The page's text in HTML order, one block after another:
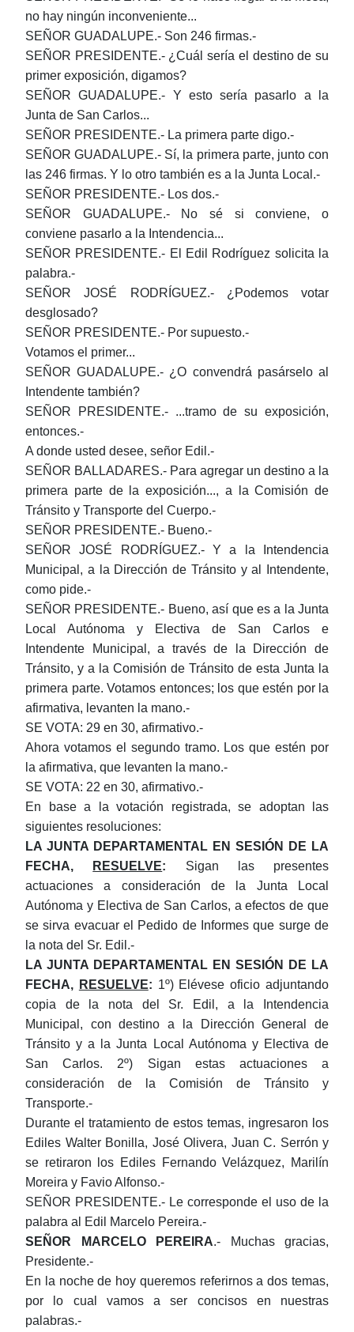
no hay ningún inconveniente...
SEÑOR GUADALUPE.- Son 246 firmas.-
SEÑOR PRESIDENTE.- ¿Cuál sería el destino de su
primer exposición, digamos?
SEÑOR GUADALUPE.- Y esto sería pasarlo a la
Junta de San Carlos...
SEÑOR PRESIDENTE.- La primera parte digo.-
SEÑOR GUADALUPE.- Sí, la primera parte, junto con
las 246 firmas. Y lo otro también es a la Junta Local.-
SEÑOR PRESIDENTE.- Los dos.-
SEÑOR GUADALUPE.- No sé si conviene, o
conviene pasarlo a la Intendencia...
SEÑOR PRESIDENTE.- El Edil Rodríguez solicita la
palabra.-
SEÑOR JOSÉ RODRÍGUEZ.- ¿Podemos votar
desglosado?
SEÑOR PRESIDENTE.- Por supuesto.-
Votamos el primer...
SEÑOR GUADALUPE.- ¿O convendrá pasárselo al
Intendente también?
SEÑOR PRESIDENTE.- ...tramo de su exposición,
entonces.-
A donde usted desee, señor Edil.-
SEÑOR BALLADARES.- Para agregar un destino a la
primera parte de la exposición..., a la Comisión de
Tránsito y Transporte del Cuerpo.-
SEÑOR PRESIDENTE.- Bueno.-
SEÑOR JOSÉ RODRÍGUEZ.- Y a la Intendencia
Municipal, a la Dirección de Tránsito y al Intendente,
como pide.-
SEÑOR PRESIDENTE.- Bueno, así que es a la Junta
Local Autónoma y Electiva de San Carlos e
Intendente Municipal, a través de la Dirección de
Tránsito, y a la Comisión de Tránsito de esta Junta la
primera parte. Votamos entonces; los que estén por la
afirmativa, levanten la mano.-
SE VOTA: 29 en 30, afirmativo.-
Ahora votamos el segundo tramo. Los que estén por
la afirmativa, que levanten la mano.-
SE VOTA: 22 en 30, afirmativo.-
En base a la votación registrada, se adoptan las
siguientes resoluciones:
LA JUNTA DEPARTAMENTAL EN SESIÓN DE LA
FECHA,
RESUELVE: Sigan las presentes
actuaciones a consideración de la Junta Local
Autónoma y Electiva de San Carlos, a efectos de que
se sirva evacuar el Pedido de Informes que surge de
la nota del Sr. Edil.-
LA JUNTA DEPARTAMENTAL EN SESIÓN DE LA
FECHA, RESUELVE: 1º) Elévese oficio adjuntando
copia de la nota del Sr. Edil, a la Intendencia
Municipal, con destino a la Dirección General de
Tránsito y a la Junta Local Autónoma y Electiva de
San Carlos. 2º) Sigan estas actuaciones a
consideración de la Comisión de Tránsito y
Transporte.-
Durante el tratamiento de estos temas, ingresaron los
Ediles Walter Bonilla, José Olivera, Juan C. Serrón y
se retiraron los Ediles Fernando Velázquez, Marilín
Moreira y Favio Alfonso.-
SEÑOR PRESIDENTE.- Le corresponde el uso de la
palabra al Edil Marcelo Pereira.-
SEÑOR MARCELO
PEREIRA.- Muchas gracias,
Presidente.-
En la noche de hoy queremos referirnos a dos temas,
por lo cual vamos a ser concisos en nuestras
palabras.-